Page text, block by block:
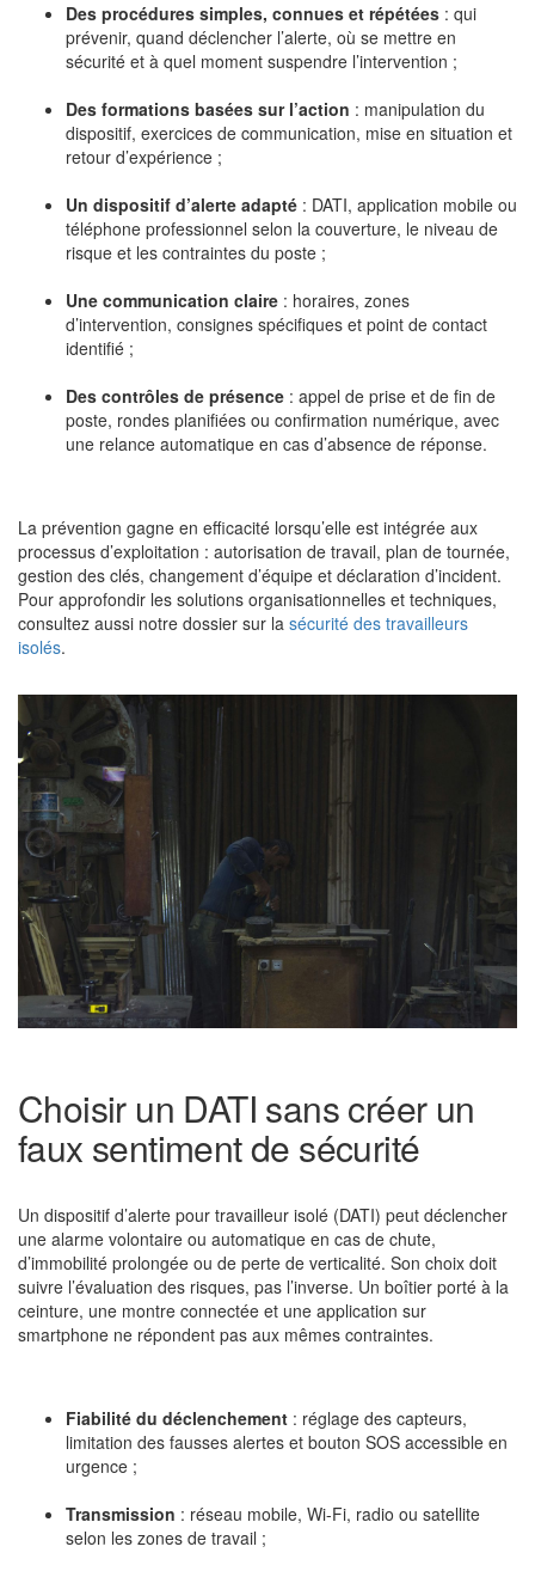
Des procédures simples, connues et répétées : qui
prévenir, quand déclencher l’alerte, où se mettre en
sécurité et à quel moment suspendre l’intervention ;
Des formations basées sur l’action : manipulation du
dispositif, exercices de communication, mise en situation et
retour d’expérience ;
Un dispositif d’alerte adapté : DATI, application mobile ou
téléphone professionnel selon la couverture, le niveau de
risque et les contraintes du poste ;
Une communication claire : horaires, zones
d’intervention, consignes spécifiques et point de contact
identifié ;
Des contrôles de présence : appel de prise et de fin de
poste, rondes planifiées ou confirmation numérique, avec
une relance automatique en cas d’absence de réponse.
La prévention gagne en efficacité lorsqu’elle est intégrée aux
processus d’exploitation : autorisation de travail, plan de tournée,
gestion des clés, changement d’équipe et déclaration d’incident.
Pour approfondir les solutions organisationnelles et techniques,
consultez aussi notre dossier sur la sécurité des travailleurs
isolés.
Choisir un DATI sans créer un
faux sentiment de sécurité
Un dispositif d’alerte pour travailleur isolé (DATI) peut déclencher
une alarme volontaire ou automatique en cas de chute,
d’immobilité prolongée ou de perte de verticalité. Son choix doit
suivre l’évaluation des risques, pas l’inverse. Un boîtier porté à la
ceinture, une montre connectée et une application sur
smartphone ne répondent pas aux mêmes contraintes.
Fiabilité du déclenchement : réglage des capteurs,
limitation des fausses alertes et bouton SOS accessible en
urgence ;
Transmission : réseau mobile, Wi-Fi, radio ou satellite
selon les zones de travail ;